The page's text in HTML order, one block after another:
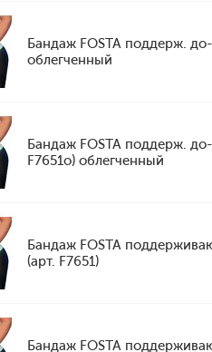
Бандаж FOSTA поддерж.
облегченный
Бандаж FOSTA поддерж.
F7651о) облегченный
Бандаж FOSTA
(арт. F7651)
Бандаж FOSTA